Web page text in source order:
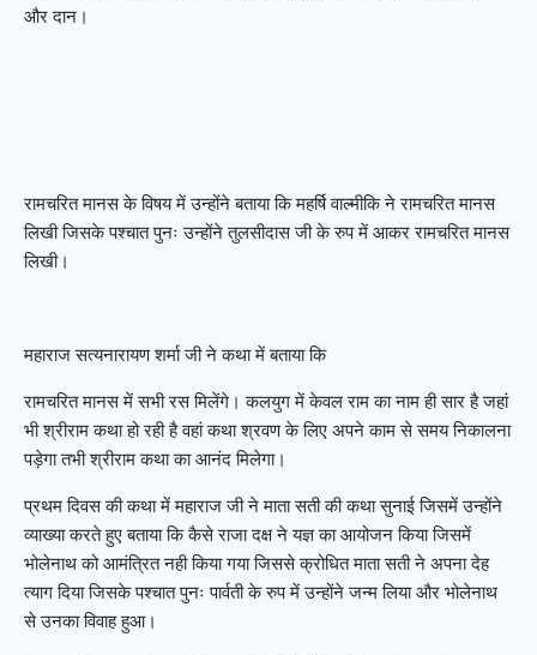
और दान।
रामचरित मानस के विषय में उन्होंने बताया कि महर्षि वाल्मीकि ने रामचरित मानस
लिखी जिसके पश्चात पुनः उन्होंने तुलसीदास जी के रुप में आकर रामचरित मानस
लिखी।
महाराज सत्यनारायण शर्मा जी ने कथा में बताया कि
रामचरित मानस में सभी रस मिलेंगे। कलयुग में केवल राम का नाम ही सार है जहां
भी श्रीराम कथा हो रही है वहां कथा श्रवण के लिए अपने काम से समय निकालना
पड़ेगा तभी श्रीराम कथा का आनंद मिलेगा।
प्रथम दिवस की कथा में महाराज जी ने माता सती की कथा सुनाई जिसमें उन्होंने
व्याख्या करते हुए बताया कि कैसे राजा दक्ष ने यज्ञ का आयोजन किया जिसमें
भोलेनाथ को आमंत्रित नही किया गया जिससे क्रोधित माता सती ने अपना देह
त्याग दिया जिसके पश्चात पुनः पार्वती के रुप में उन्होंने जन्म लिया और भोलेनाथ
से उनका विवाह हुआ।